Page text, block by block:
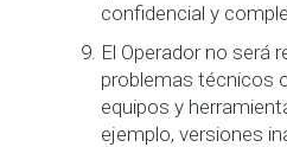
confidencial y
El Operador no será
problemas técnicos
equipos y
ejemplo, versiones